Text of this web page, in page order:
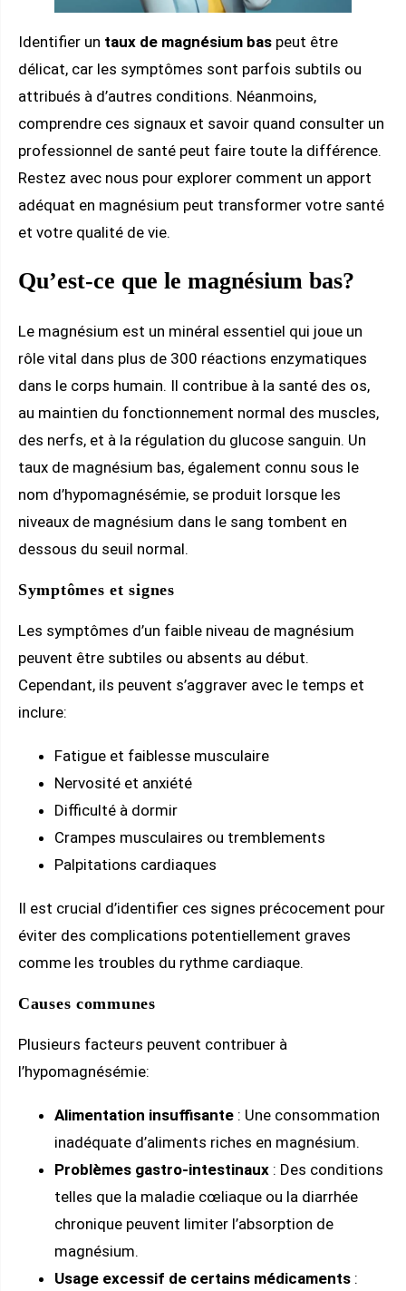
Identifier un taux de magnésium bas peut être
délicat, car les symptômes sont parfois subtils ou
attribués à d’autres conditions. Néanmoins,
comprendre ces signaux et savoir quand consulter un
professionnel de santé peut faire toute la différence.
Restez avec nous pour explorer comment un apport
adéquat en magnésium peut transformer votre santé
et votre qualité de vie.
Qu’est-ce que le magnésium bas?
Le magnésium est un minéral essentiel qui joue un
rôle vital dans plus de 300 réactions enzymatiques
dans le corps humain. Il contribue à la santé des os,
au maintien du fonctionnement normal des muscles,
des nerfs, et à la régulation du glucose sanguin. Un
taux de magnésium bas, également connu sous le
nom d’hypomagnésémie, se produit lorsque les
niveaux de magnésium dans le sang tombent en
dessous du seuil normal.
Symptômes et signes
Les symptômes d’un faible niveau de magnésium
peuvent être subtiles ou absents au début.
Cependant, ils peuvent s’aggraver avec le temps et
inclure:
Fatigue et faiblesse musculaire
Nervosité et anxiété
Difficulté à dormir
Crampes musculaires ou tremblements
Palpitations cardiaques
Il est crucial d’identifier ces signes précocement pour
éviter des complications potentiellement graves
comme les troubles du rythme cardiaque.
Causes communes
Plusieurs facteurs peuvent contribuer à
l’hypomagnésémie:
Alimentation insuffisante : Une consommation
inadéquate d’aliments riches en magnésium.
Problèmes gastro-intestinaux : Des conditions
telles que la maladie cœliaque ou la diarrhée
chronique peuvent limiter l’absorption de
magnésium.
Usage excessif de certains médicaments :